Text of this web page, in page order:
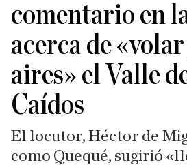
comentario en
acerca de
aires» el Valle
Caídos
El locutor, Héctor de
como Quequé, sugirió